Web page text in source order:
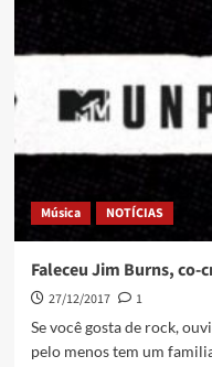
Música NOTÍCIAS
Faleceu Jim Burns, co-
27/12/2017
1
Se você gosta de rock,
pelo menos tem um